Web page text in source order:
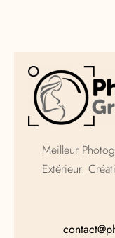
Meilleur
Extérieur.